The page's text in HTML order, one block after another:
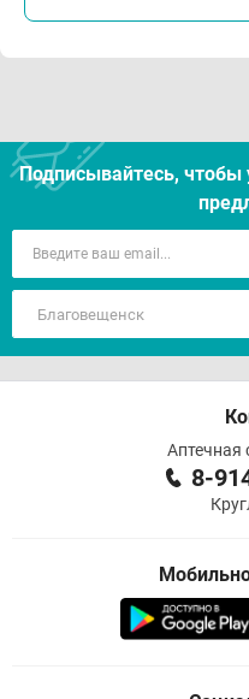
Подписывайтесь, чтобы
Аптечная
8-